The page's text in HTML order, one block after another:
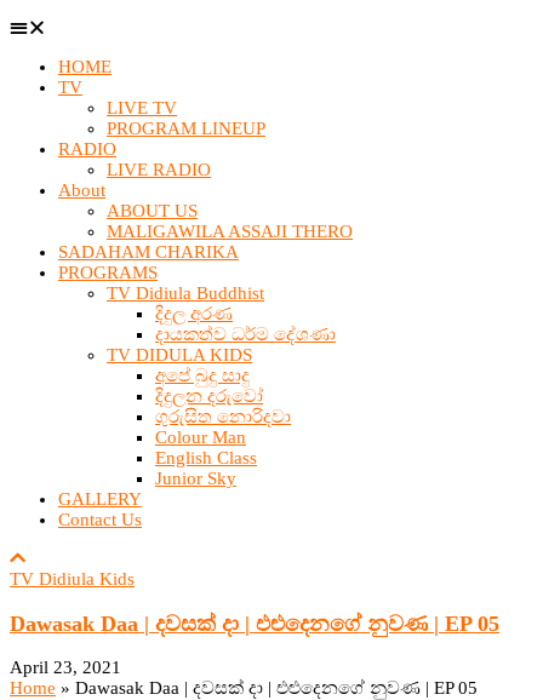
HOME
TV
LIVE TV
PROGRAM LINEUP
RADIO
LIVE RADIO
About
ABOUT US
MALIGAWILA ASSAJI THERO
SADAHAM CHARIKA
PROGRAMS
TV Didiula Buddhist
දිදුල අරණ
දායකත්ව ධර්ම දේශණා
TV DIDULA KIDS
අපේ බුදු සාදු
දිදුලන දරුවෝ
ගුරුසිත නොරිදවා
Colour Man
English Class
Junior Sky
GALLERY
Contact Us
TV Didiula Kids
Dawasak Daa | දවසක් දා | ‍එළුදෙනගේ නුවණ | EP 05
April 23, 2021
Home » Dawasak Daa | දවසක් දා | ‍එළුදෙනගේ නුවණ | EP 05